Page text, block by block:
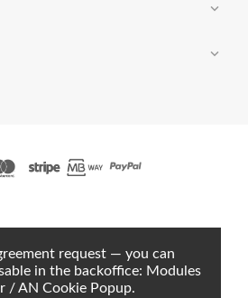
request — you can
in the backoffice: Modules
/ AN Cookie Popup.
Biológico 1Kg

